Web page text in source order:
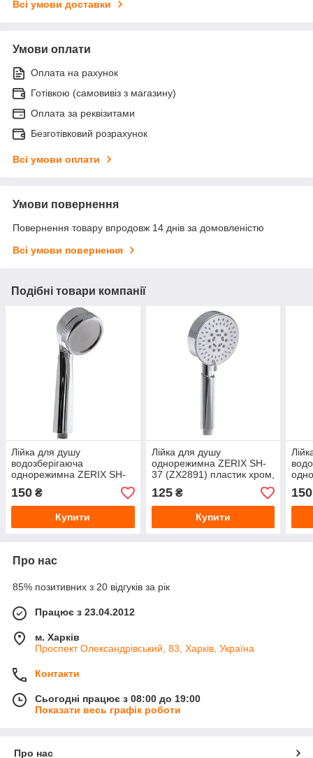
Всі умови доставки
Умови оплати
Оплата на рахунок
Готівкою (самовивіз з магазину)
Оплата за реквізитами
Безготівковий розрахунок
Всі умови оплати
Умови повернення
Повернення товару впродовж 14 днів за домовленістю
Всі умови повернення
Подібні товари компанії
Лійка для душу
водозберігаюча
однорежимна ZERIX SH-
51 (ZX2745) пластик хром,
Ø80 мм
150 ₴
Купити
Лійка для душу
однорежимна ZERIX SH-
37 (ZX2891) пластик хром,
Ø100 мм
125₴
Купити
52
150
Про нас
85% позитивних з 20 відгуків за рік
Працює з 23.04.2012
м. Харків
Проспект Олександрівський, 83, Харків, Україна
Контакти
Сьогодні працює з 08:00 до 19:00
Показати весь графік роботи
Про нас